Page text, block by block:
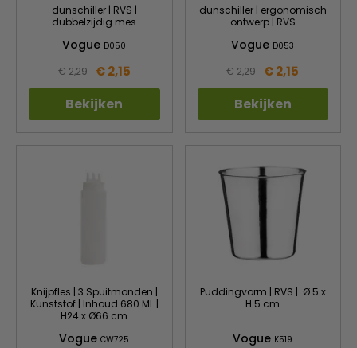
dunschiller | RVS |
dubbelzijdig mes
Vogue D050
€ 2,29 € 2,15
Bekijken
dunschiller | ergonomisch
ontwerp | RVS
Vogue D053
€ 2,29 € 2,15
Bekijken
Knijpfles | 3 Spuitmonden |
Kunststof | Inhoud 680 ML |
H24 x Ø66 cm
VogueCW725
Puddingvorm | RVS | Ø 5 x
H 5 cm
Vogue K519